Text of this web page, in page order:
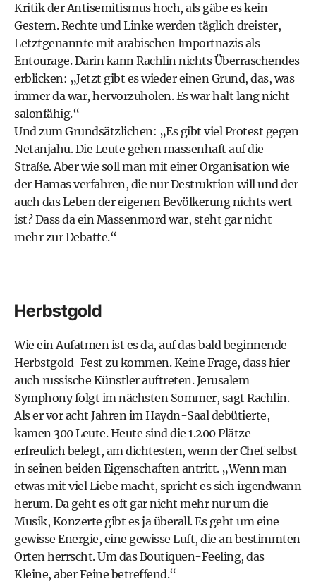
Kritik der Antisemitismus hoch, als gäbe es kein
Gestern. Rechte und Linke werden täglich dreister,
Letztgenannte mit arabischen Importnazis als
Entourage. Darin kann Rachlin nichts Überraschendes
erblicken: „Jetzt gibt es wieder einen Grund, das, was
immer da war, hervorzuholen. Es war halt lang nicht
salonfähig.“
Und zum Grundsätzlichen: „Es gibt viel Protest gegen
Netanjahu. Die Leute gehen massenhaft auf die
Straße. Aber wie soll man mit einer Organisation wie
der Hamas verfahren, die nur Destruktion will und der
auch das Leben der eigenen Bevölkerung nichts wert
ist? Dass da ein Massenmord war, steht gar nicht
mehr zur Debatte.“
Herbstgold
Wie ein Aufatmen ist es da, auf das bald beginnende
Herbstgold-Fest zu kommen. Keine Frage, dass hier
auch russische Künstler auftreten. Jerusalem
Symphony folgt im nächsten Sommer, sagt Rachlin.
Als er vor acht Jahren im Haydn-Saal debütierte,
kamen 300 Leute. Heute sind die 1.200 Plätze
erfreulich belegt, am dichtesten, wenn der Chef selbst
in seinen beiden Eigenschaften antritt. „Wenn man
etwas mit viel Liebe macht, spricht es sich irgendwann
herum. Da geht es oft gar nicht mehr nur um die
Musik, Konzerte gibt es ja überall. Es geht um eine
gewisse Energie, eine gewisse Luft, die an bestimmten
Orten herrscht. Um das Boutiquen-Feeling, das
Kleine, aber Feine betreffend.“